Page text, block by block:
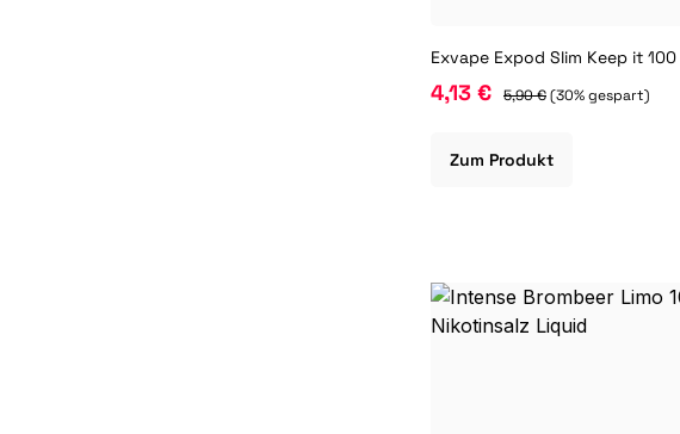
4,13 € 5,90 €(30% gespart)
Zum Produkt